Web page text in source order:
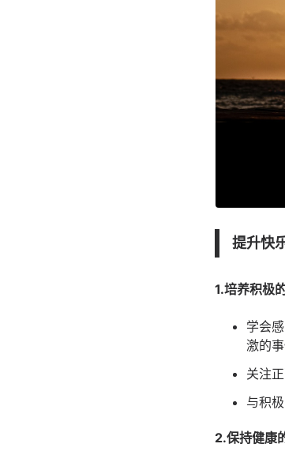
提升快
1.培养积极
学会
激的
关注
与积
2.保持健康